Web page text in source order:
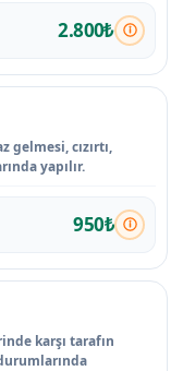
2.800₺
gelmesi, cızırtı,
yapılır.
950₺
karşı tarafın